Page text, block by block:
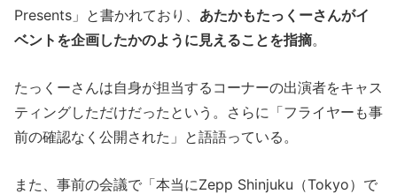
Presents」と書かれており、 あたかもたっくーさんがイ
ベントを企画したかのように見えることを指摘。
たっくーさんは自身が担当するコーナーの出演者をキャス
ティングしただけだったという。さらに「フライヤーも事
前の確認なく公開された」と語語っている。
また、事前の会議で「本当にZepp Shinjuku（Tokyo）で